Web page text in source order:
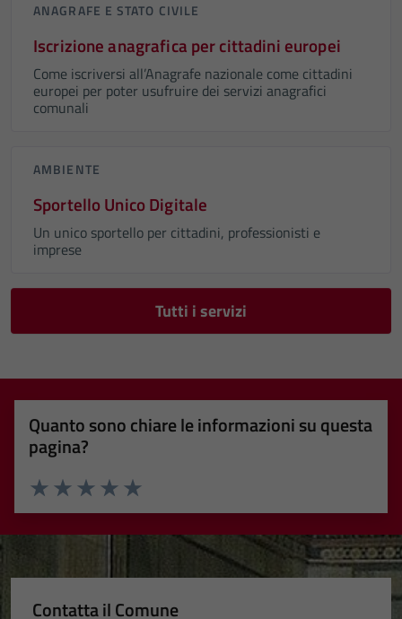
ANAGRAFE E STATO CIVILE
Iscrizione anagrafica per cittadini europei
Come iscriversi all’Anagrafe nazionale come cittadini
europei per poter usufruire dei servizi anagrafici
comunali
AMBIENTE
Sportello Unico Digitale
Un unico sportello per cittadini, professionisti e
imprese
Tutti i servizi
Quanto sono chiare le informazioni su questa
pagina?
Valuta 5 stelle su 5
Valuta 4 stelle su 5
Valuta 3 stelle su 5
Valuta 2 stelle su 5
Valuta 1 stelle su 5
Contatta il Comune